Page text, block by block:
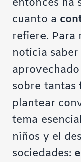
entonces ha
cuanto a
refiere. Para
noticia
sobre tantas
plantear
tema
niños y el
sociedades: